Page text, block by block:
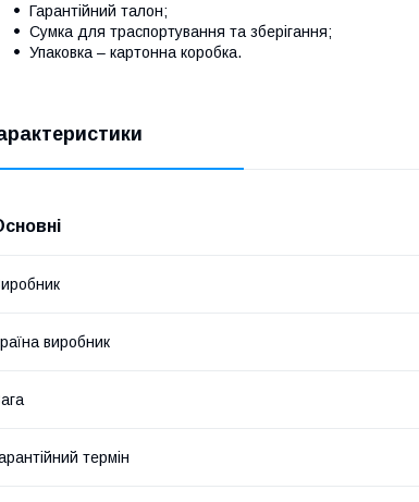
Гарантійний талон;
Сумка для траспортування та зберігання;
Упаковка – картонна коробка.
виробник
термін